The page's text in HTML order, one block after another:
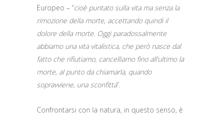
Europeo – “cioè puntato sulla vita ma senza la
rimozione della morte, accettando quindi il
dolore della morte. Oggi paradossalmente
abbiamo una vita vitalistica, che però nasce dal
fatto che rifiutiamo, cancelliamo fino all’ultimo la
morte, al punto da chiamarla, quando
sopravviene, una sconfitta”.
Confrontarsi con la natura, in questo senso, è